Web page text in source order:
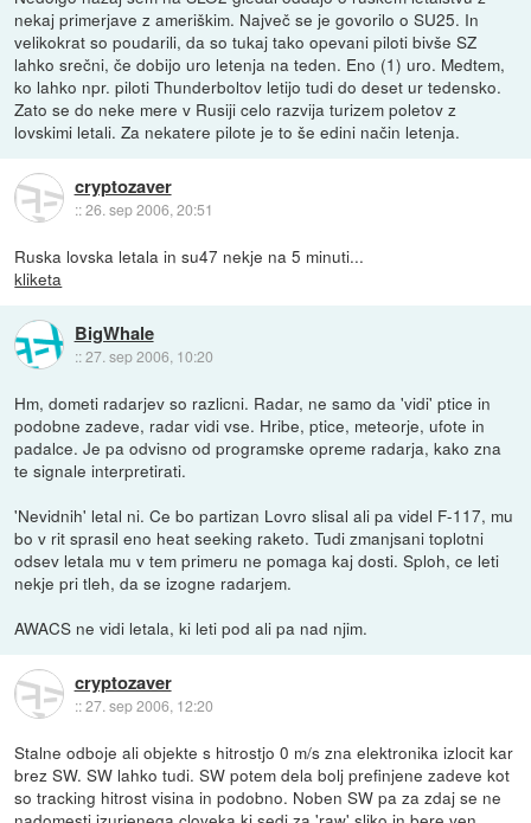
nekaj primerjave z ameriškim. Največ se je govorilo o SU25. In
velikokrat so poudarili, da so tukaj tako opevani piloti bivše SZ
lahko srečni, če dobijo uro letenja na teden. Eno (1) uro. Medtem,
ko lahko npr. piloti Thunderboltov letijo tudi do deset ur tedensko.
Zato se do neke mere v Rusiji celo razvija turizem poletov z
lovskimi letali. Za nekatere pilote je to še edini način letenja.
cryptozaver
::26. sep 2006, 20:51
Ruska lovska letala in su47 nekje na 5 minuti...
kliketa
BigWhale
::27. sep 2006, 10:20
Hm, dometi radarjev so razlicni. Radar, ne samo da 'vidi' ptice in
podobne zadeve, radar vidi vse. Hribe, ptice, meteorje, ufote in
padalce. Je pa odvisno od programske opreme radarja, kako zna
te signale interpretirati.
'Nevidnih' letal ni. Ce bo partizan Lovro slisal ali pa videl F-117, mu
bo v rit sprasil eno heat seeking raketo. Tudi zmanjsani toplotni
odsev letala mu v tem primeru ne pomaga kaj dosti. Sploh, ce leti
nekje pri tleh, da se izogne radarjem.
AWACS ne vidi letala, ki leti pod ali pa nad njim.
cryptozaver
::27. sep 2006, 12:20
Stalne odboje ali objekte s hitrostjo 0 m/s zna elektronika izlocit kar
brez SW. SW lahko tudi. SW potem dela bolj prefinjene zadeve kot
so tracking hitrost visina in podobno. Noben SW pa za zdaj se ne